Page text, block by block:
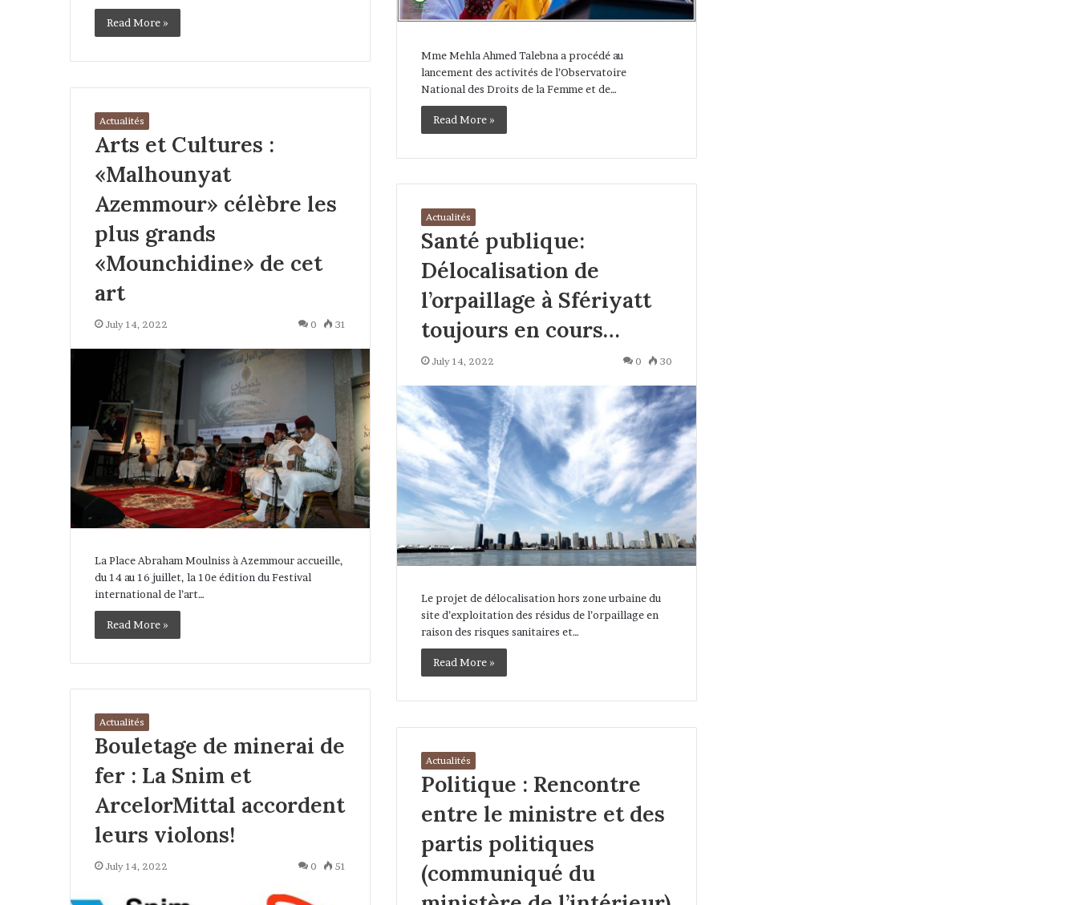
Read More »
Mme Mehla Ahmed Talebna a procédé au
lancement des activités de l’Observatoire
National des Droits de la Femme et de…
Read More »
Actualités
Arts et Cultures :
«Malhounyat
Azemmour» célèbre les
plus grands
«Mounchidine» de cet
art
July 14, 2022 0 31
La Place Abraham Moulniss à Azemmour accueille,
du 14 au 16 juillet, la 10e édition du Festival
international de l’art…
Read More »
Actualités
Santé publique:
Délocalisation de
l’orpaillage à Sfériyatt
toujours en cours…
July 14, 2022 0 30
Le projet de délocalisation hors zone urbaine du
site d’exploitation des résidus de l’orpaillage en
raison des risques sanitaires et…
Read More »
Actualités
Bouletage de minerai de
fer : La Snim et
ArcelorMittal accordent
leurs violons!
July 14, 2022 0 51
Actualités
Politique : Rencontre
entre le ministre et des
partis politiques
(communiqué du